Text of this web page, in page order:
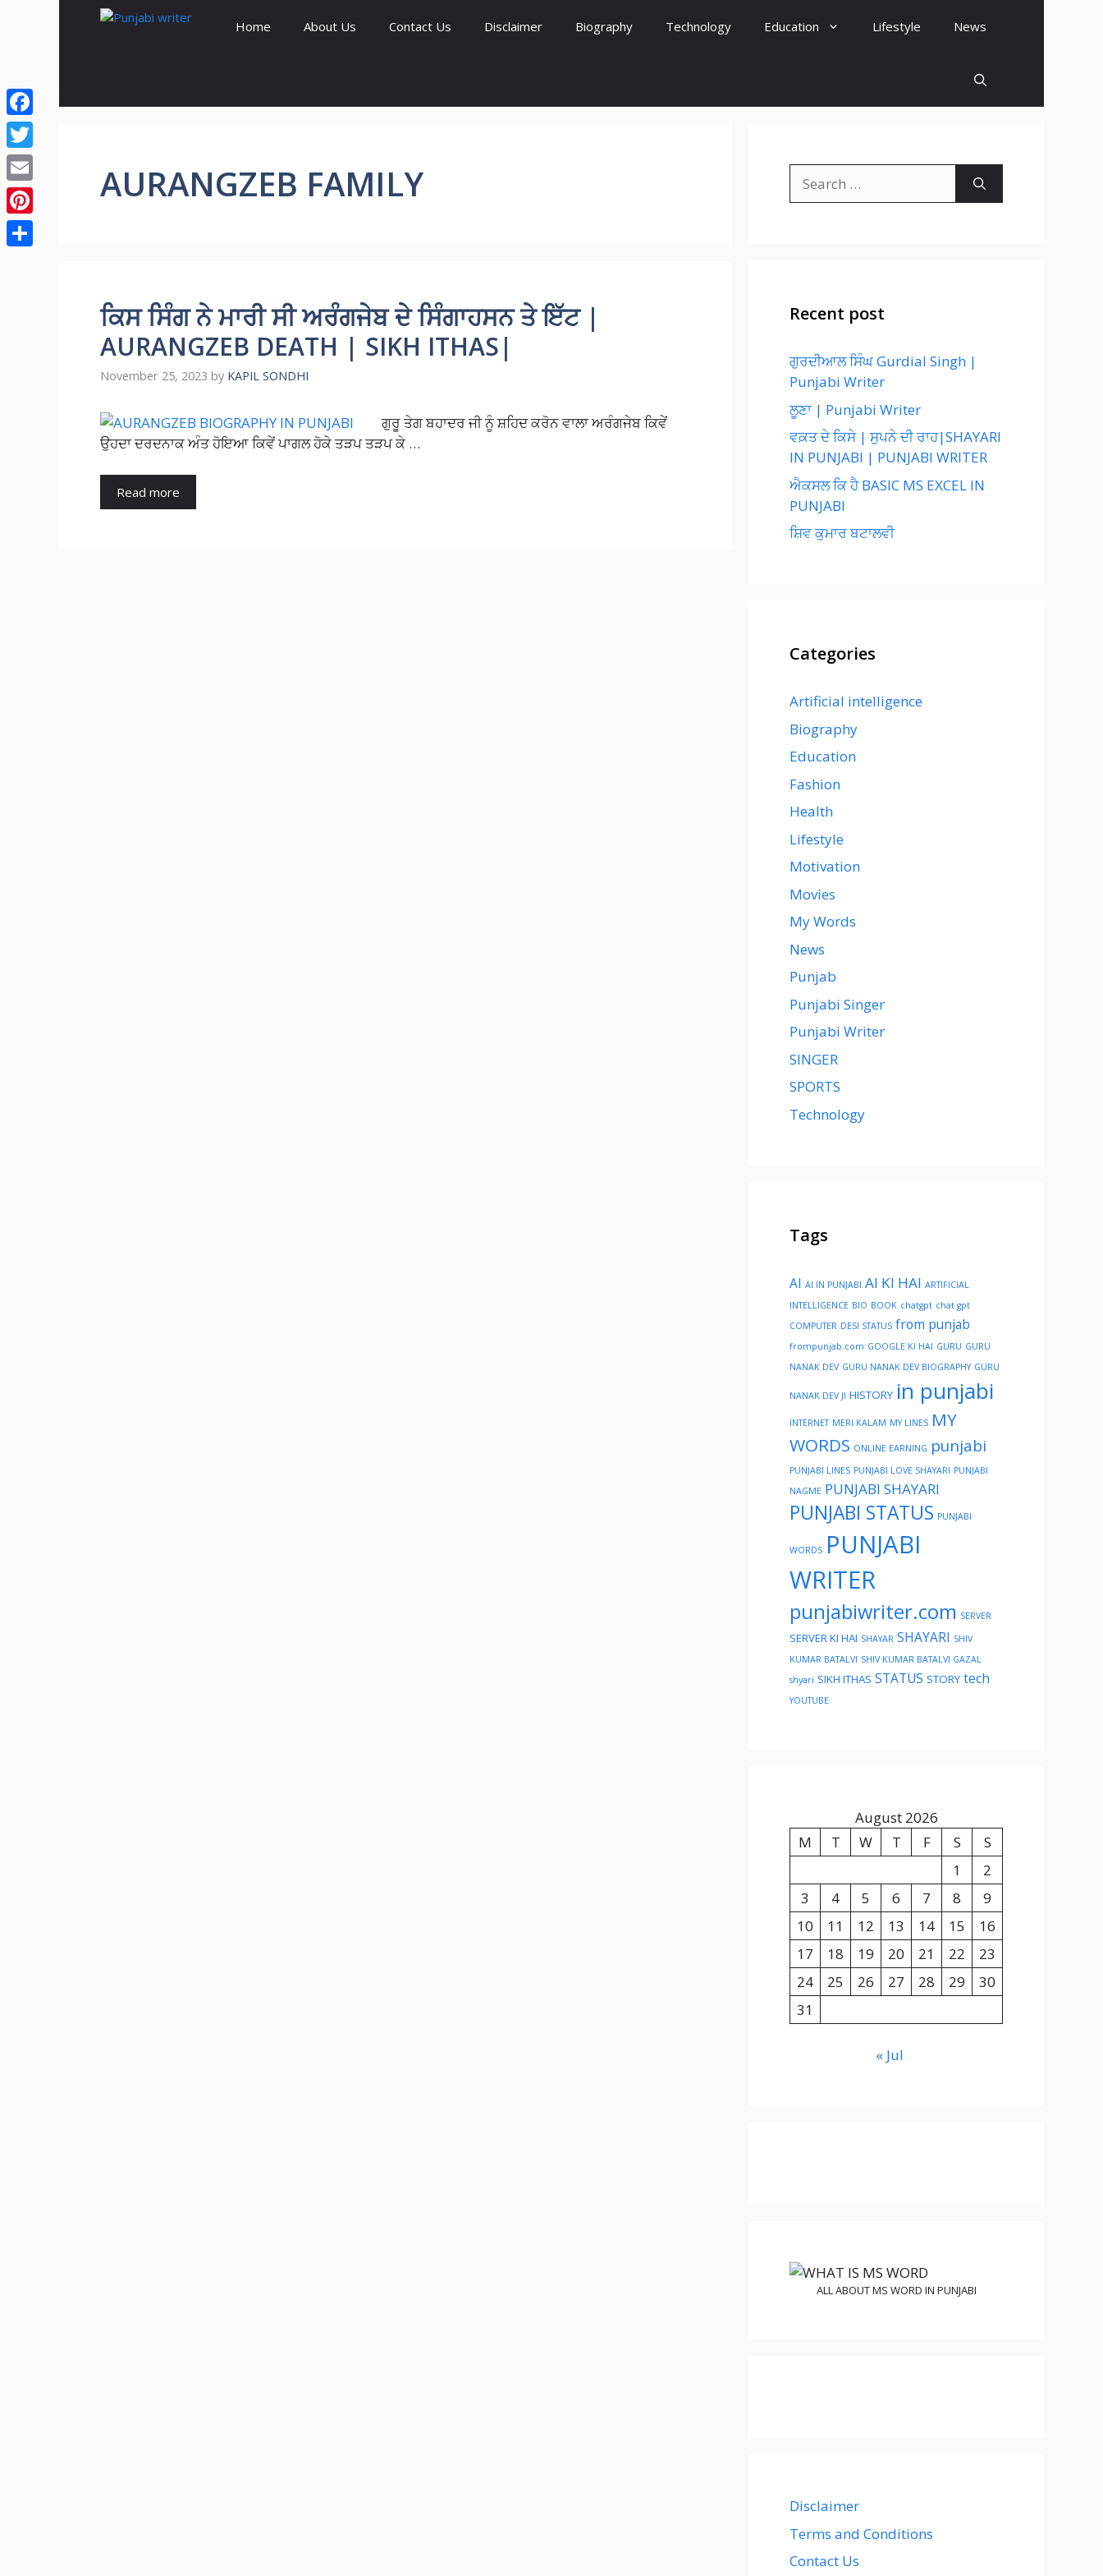
Home About Us Contact Us Disclaimer Biography Technology Education Lifestyle News
AURANGZEB FAMILY
ਕਿਸ ਸਿੰਗ ਨੇ ਮਾਰੀ ਸੀ ਅਰੰਗਜੇਬ ਦੇ ਸਿੰਗਾਹਸਨ ਤੇ ਇੱਟ |
AURANGZEB DEATH | SIKH ITHAS|
November 25, 2023 by KAPIL SONDHI
ਗੁਰੂ ਤੇਗ ਬਹਾਦਰ ਜੀ ਨੂੰ ਸ਼ਹਿਦ ਕਰੋਨ ਵਾਲਾ ਅਰੰਗਜੇਬ ਕਿਵੇਂ
ਉਹਦਾ ਦਰਦਨਾਕ ਅੰਤ ਹੋਇਆ ਕਿਵੇਂ ਪਾਗਲ ਹੋਕੇ ਤੜਪ ਤੜਪ ਕੇ …
Read more
for:
Recent post
ਗੁਰਦੀਆਲ ਸਿੰਘ Gurdial Singh |
Punjabi Writer
ਲੂਣਾ | Punjabi Writer
ਵਕ਼ਤ ਦੇ ਕਿਸੇ | ਸੁਪਨੇ ਦੀ ਰਾਹ|SHAYARI
IN PUNJABI | PUNJABI WRITER
ਐਕਸਲ ਕਿ ਹੈ BASIC MS EXCEL IN
PUNJABI
ਸ਼ਿਵ ਕੁਮਾਰ ਬਟਾਲਵੀ
Categories
Artificial intelligence
Biography
Education
Fashion
Health
Lifestyle
Motivation
Movies
My Words
News
Punjab
Punjabi Singer
Punjabi Writer
SINGER
SPORTS
Technology
Tags
AI AI IN PUNJABI AI KI HAI ARTIFICIAL
INTELLIGENCE BIO BOOK chatgpt chat gpt
COMPUTER DESI STATUS from punjab
frompunjab.com GOOGLE KI HAI GURU GURU
NANAK DEV GURU NANAK DEV BIOGRAPHY GURU
NANAK DEV JI HISTORY in punjabi
INTERNET MERI KALAM MY LINES MY
WORDS ONLINE EARNING punjabi
PUNJABI LINES PUNJABI LOVE SHAYARI PUNJABI
NAGME PUNJABI SHAYARI
PUNJABI STATUS PUNJABI
WORDS PUNJABI
WRITER
punjabiwriter.com SERVER
SERVER KI HAI SHAYAR SHAYARI SHIV
KUMAR BATALVI SHIV KUMAR BATALVI GAZAL
shyari SIKH ITHAS STATUS STORY tech
YOUTUBE
August 2026
M
T W T F S
S
1
2
3
4 5 6 7 8
9
10
11 12 13 14 15
16
17
18 19 20 21 22
23
24
25 26 27 28 29
30
31
« Jul
ALL ABOUT MS WORD IN PUNJABI
Disclaimer
Terms and Conditions
Contact Us
Facebook
Twitter
Email
Pinterest